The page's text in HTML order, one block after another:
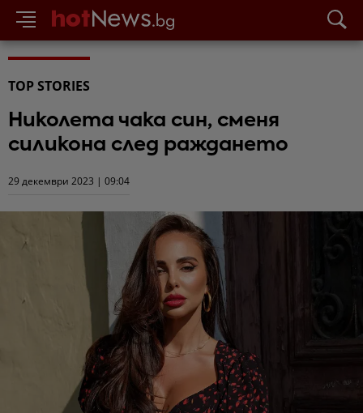
TOP STORIES
Николета чака син, сменя
силикона след раждането
29 декември 2023 | 09:04